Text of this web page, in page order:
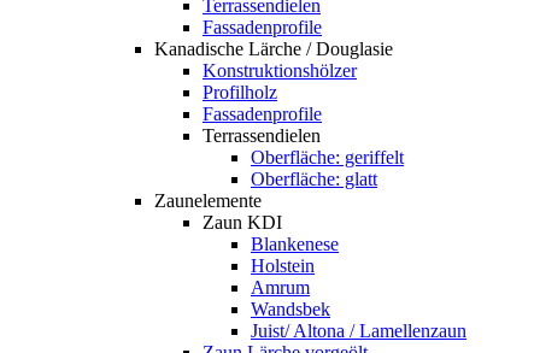
Terrassendielen
Fassadenprofile
Kanadische Lärche / Douglasie
Konstruktionshölzer
Profilholz
Fassadenprofile
Terrassendielen
Oberfläche: geriffelt
Oberfläche: glatt
Zaunelemente
Zaun KDI
Blankenese
Holstein
Amrum
Wandsbek
Juist/ Altona / Lamellenzaun